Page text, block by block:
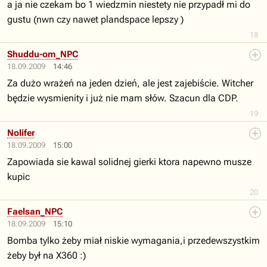
18
a ja nie czekam bo 1 wiedzmin niestety nie przypadł mi do
gustu (nwn czy nawet plandspace lepszy )
18.09.2009 14:46
19
Shuddu-om_NPC
Za dużo wrażeń na jeden dzień, ale jest zajebiście. Witcher
będzie wysmienity i już nie mam słów. Szacun dla CDP.
18.09.2009 15:00
20
Nolifer
Zapowiada sie kawal solidnej gierki ktora napewno musze
kupic
18.09.2009 15:10
Faelsan_NPC
Bomba tylko żeby miał niskie wymagania,i przedewszystkim
żeby był na X360 :)